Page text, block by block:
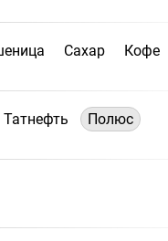
Сахар Кофе
Татнефть Полюс